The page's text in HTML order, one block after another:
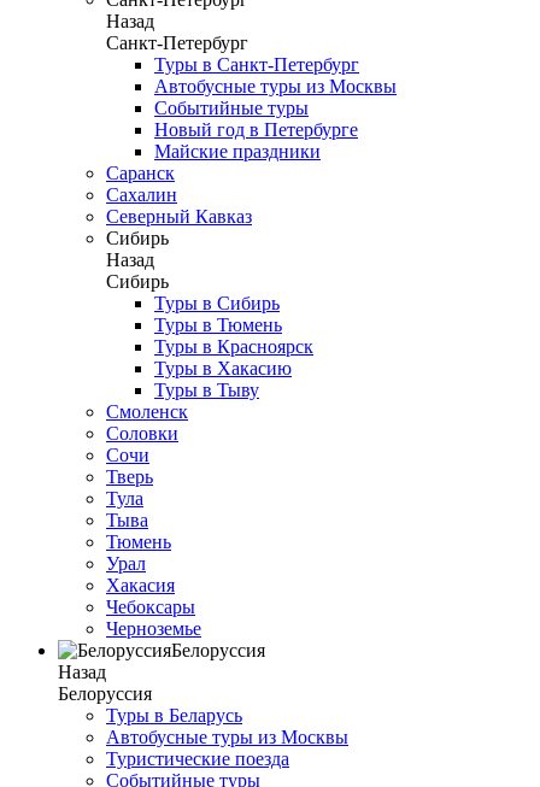
Назад
Санкт-Петербург
Туры в Санкт-Петербург
Автобусные туры из Москвы
Событийные туры
Новый год в Петербурге
Майские праздники
Саранск
Сахалин
Северный Кавказ
Сибирь
Назад
Сибирь
Туры в Сибирь
Туры в Тюмень
Туры в Красноярск
Туры в Хакасию
Туры в Тыву
Смоленск
Соловки
Сочи
Тверь
Тула
Тыва
Тюмень
Урал
Хакасия
Чебоксары
Черноземье
Белоруссия
Назад
Белоруссия
Туры в Беларусь
Автобусные туры из Москвы
Туристические поезда
Событийные туры